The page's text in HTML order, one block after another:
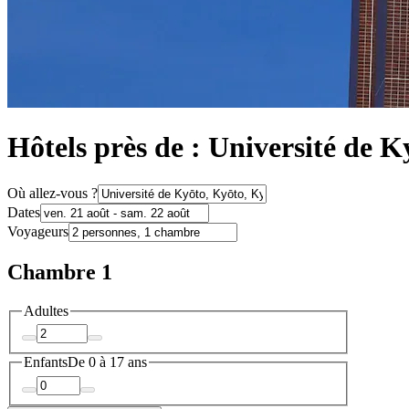
Hôtels près de : Université de
Où allez-vous ?
Dates
Voyageurs
Chambre 1
Adultes
EnfantsDe 0 à 17 ans